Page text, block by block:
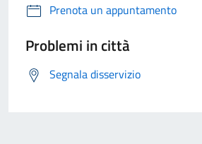
Prenota un appuntamento
Problemi in città
Segnala disservizio